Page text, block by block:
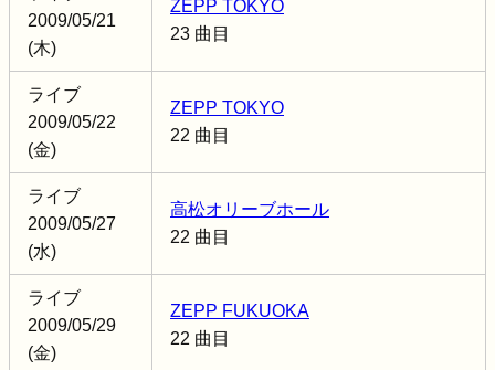
2009/05/21
(木)
ZEPP TOKYO
23 曲目
ライブ
2009/05/22
(金)
ZEPP TOKYO
22 曲目
ライブ
2009/05/27
(水)
高松オリーブホール
22 曲目
ライブ
2009/05/29
(金)
ZEPP FUKUOKA
22 曲目